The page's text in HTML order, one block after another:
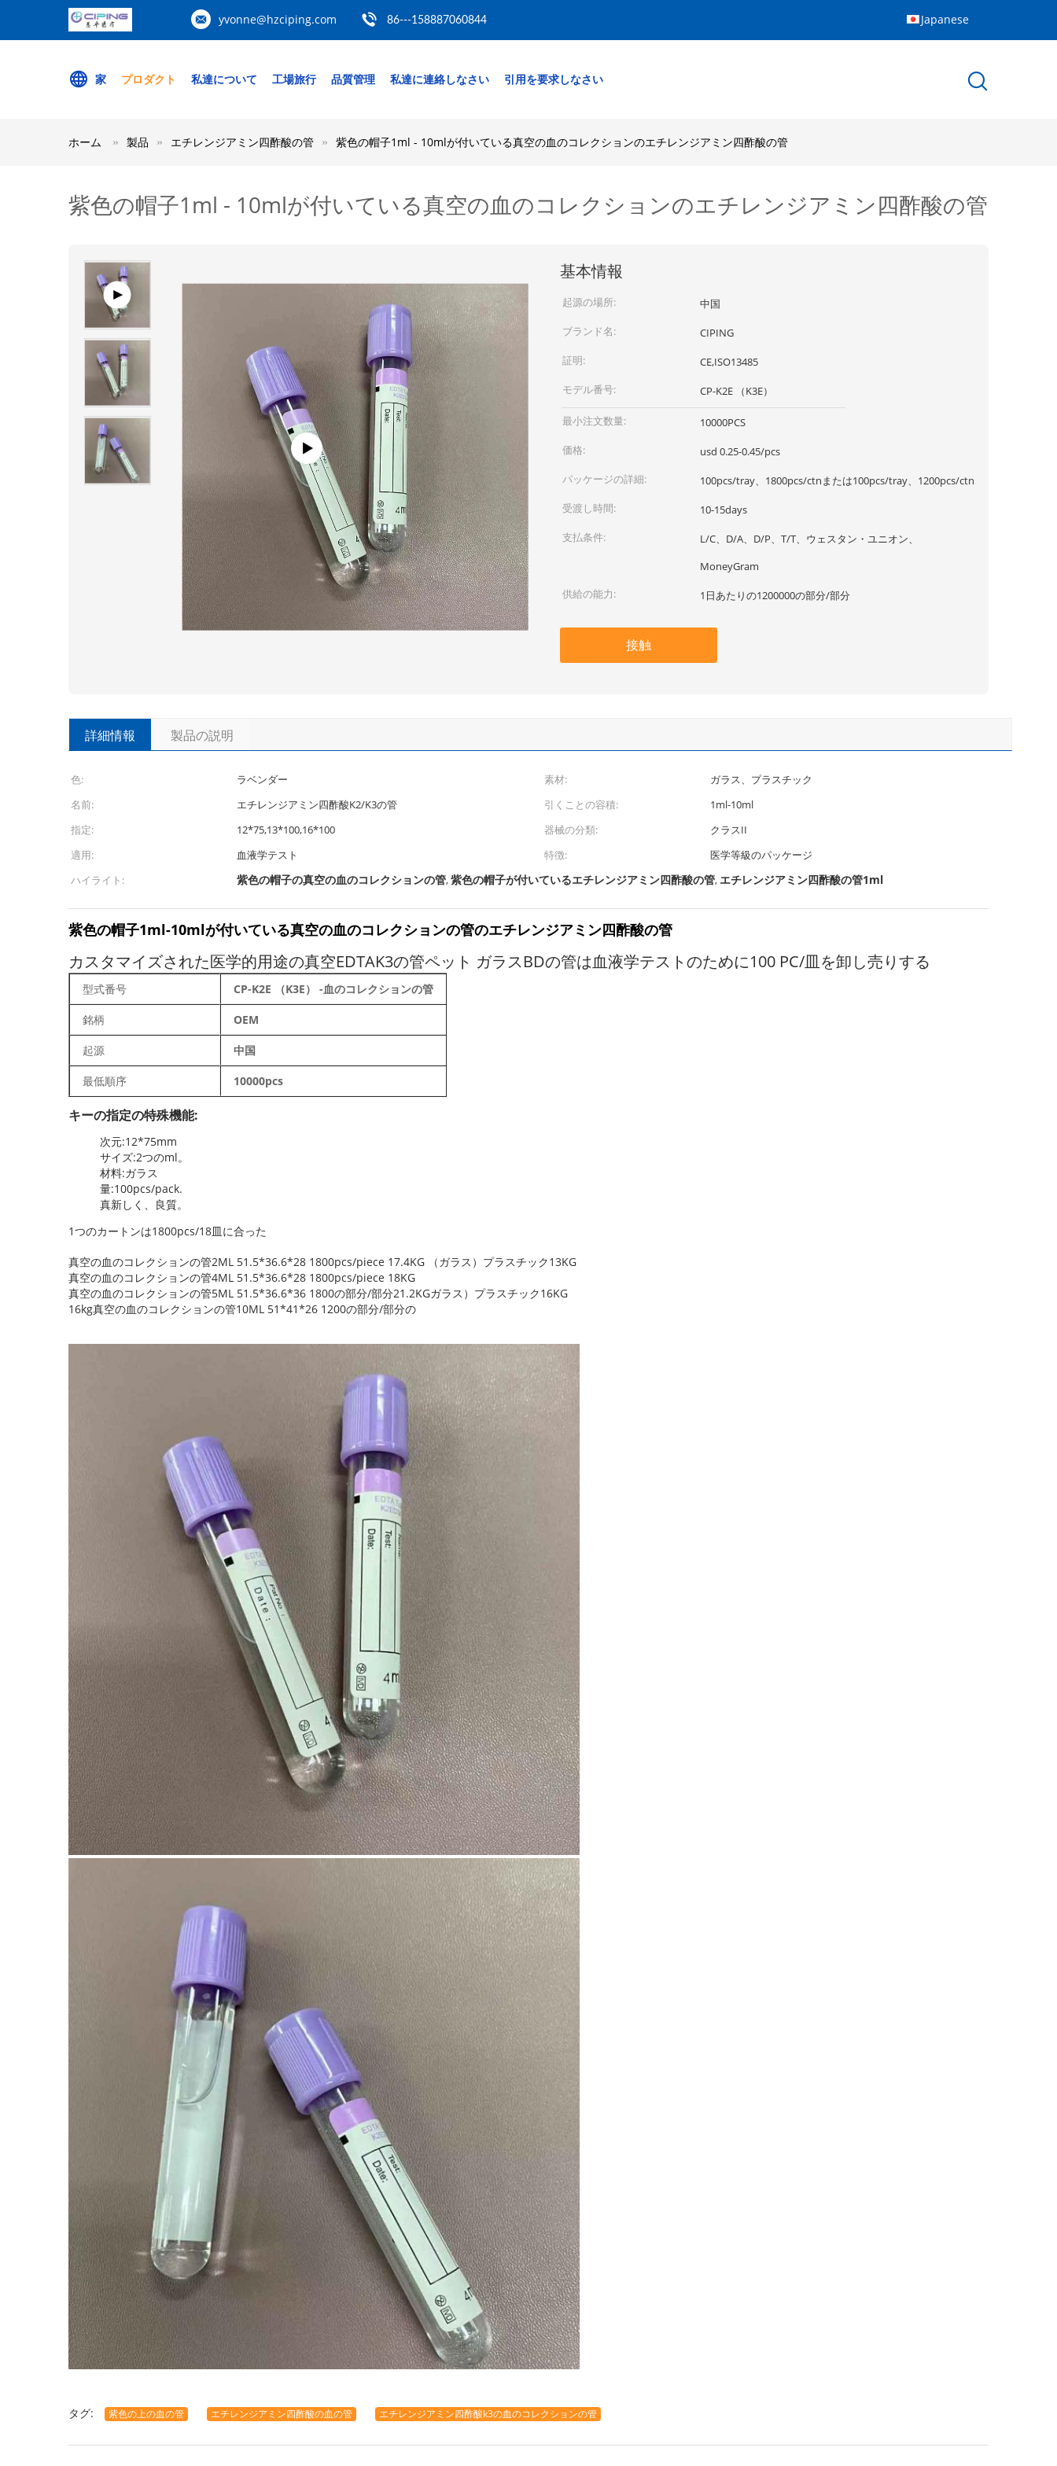
yvonne@hzciping.com 86---158887060844 Japanese
家 プロダクト 私達について 工場旅行 品質管理 私達に連絡しなさい 引用を要求しなさい
ホーム 製品 エチレンジアミン四酢酸の管 紫色の帽子1ml - 10mlが付いている真空の血のコレクションのエチレンジアミン四酢酸の管
紫色の帽子1ml - 10mlが付いている真空の血のコレクションのエチレンジアミン四酢酸の管
基本情報
起源の場所:
中国
ブランド名:
CIPING
証明:
CE,ISO13485
モデル番号:
CP-K2E （K3E）
最小注文数量:
10000PCS
価格:
usd 0.25-0.45/pcs
パッケージの詳細:
100pcs/tray、1800pcs/ctnまたは100pcs/tray、1200pcs/ctn
受渡し時間:
10-15days
支払条件:
L/C、D/A、D/P、T/T、ウェスタン・ユニオン、
MoneyGram
供給の能力:
1日あたりの1200000の部分/部分
接触
詳細情報 製品の説明
色: ラベンダー 素材:
ガラス、プラスチック
名前:
エチレンジアミン四酢酸K2/K3の管 引くことの容積:
1ml-10ml
指定:
12*75,13*100,16*100 器械の分類:
クラスII
適用:
血液学テスト 特徴:
医学等級のパッケージ
ハイライト:
紫色の帽子の真空の血のコレクションの管,紫色の帽子が付いているエチレンジアミン四酢酸の管, エチレンジアミン四酢酸の管1ml
紫色の帽子1ml-10mlが付いている真空の血のコレクションの管のエチレンジアミン四酢酸の管
カスタマイズされた医学的用途の真空EDTAK3の管ペット ガラスBDの管は血液学テストのために100 PC/皿を卸し売りする
型式番号 CP-K2E （K3E） -血のコレクションの管
銘柄 OEM
起源 中国
最低順序 10000pcs
キーの指定の特殊機能:
次元:12*75mm
サイズ:2つのml。
材料:ガラス
量:100pcs/pack.
真新しく、良質。
1つのカートンは1800pcs/18皿に合った
真空の血のコレクションの管2ML 51.5*36.6*28 1800pcs/piece 17.4KG （ガラス）プラスチック13KG
真空の血のコレクションの管4ML 51.5*36.6*28 1800pcs/piece 18KG
真空の血のコレクションの管5ML 51.5*36.6*36 1800の部分/部分21.2KGガラス）プラスチック16KG
16kg真空の血のコレクションの管10ML 51*41*26 1200の部分/部分の
タグ: 紫色の上の血の管 エチレンジアミン四酢酸の血の管 エチレンジアミン四酢酸k3の血のコレクションの管